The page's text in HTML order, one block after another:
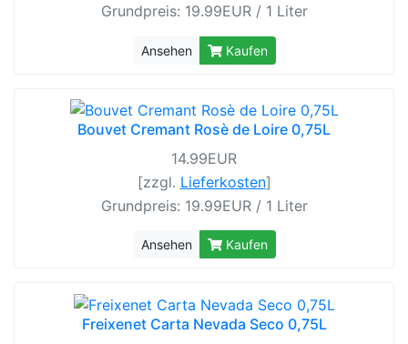
Grundpreis: 19.99EUR / 1 Liter
Ansehen Kaufen
Bouvet Cremant Rosè de Loire 0,75L
14.99EUR
[zzgl. Lieferkosten]
Grundpreis: 19.99EUR / 1 Liter
Ansehen Kaufen
Freixenet Carta Nevada Seco 0,75L